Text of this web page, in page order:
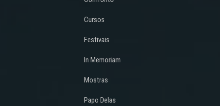
Cursos
Festivais
In Memoriam
Mostras
Papo Delas